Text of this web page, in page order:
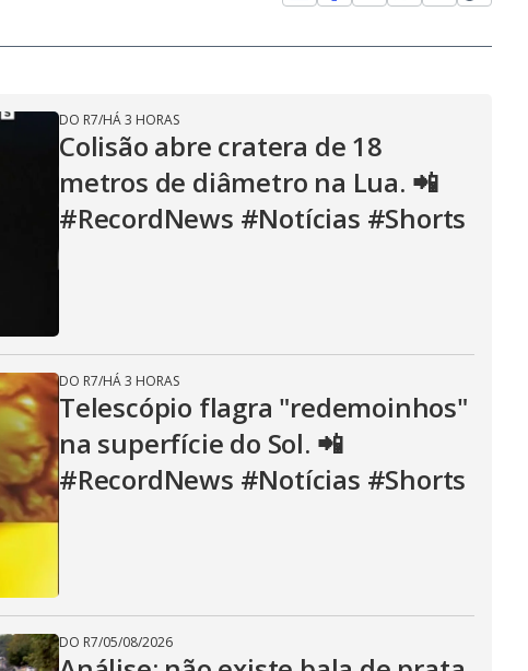
DO R7/HÁ 3 HORAS
Colisão abre cratera de 18
metros de diâmetro na Lua. 📲
#RecordNews #Notícias #Shorts
DO R7/HÁ 3 HORAS
Telescópio flagra "redemoinhos"
na superfície do Sol. 📲
#RecordNews #Notícias #Shorts
DO R7/05/08/2026